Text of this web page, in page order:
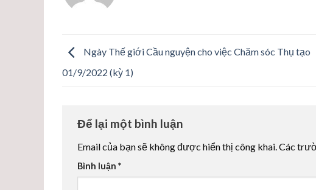
Ngày Thế giới Cầu nguyện cho việc Chăm sóc Thụ tạo
01/9/2022 (kỳ 1)
Để lại một bình luận
Email của bạn sẽ không được hiển thị công khai.Các
Bình luận *